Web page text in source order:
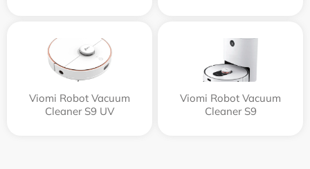
Viomi Robot Vacuum
Cleaner S9 UV
Viomi Robot Vacuum
Cleaner S9